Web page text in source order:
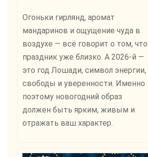
Огоньки гирлянд, аромат
мандаринов и ощущение чуда в
воздухе — всё говорит о том, что
праздник уже близко. А 2026-й —
это год Лошади, символ энергии,
свободы и уверенности. Именно
поэтому новогодний образ
должен быть ярким, живым и
отражать ваш характер.